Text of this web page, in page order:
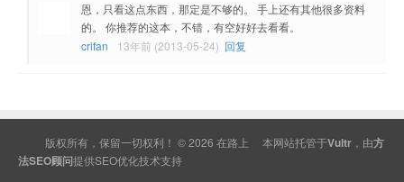
恩，只看这点东西，那定是不够的。 手上还有其他很多资料
的。 你推荐的这本，不错，有空好好去看看。
crifan
13年前 (2013-05-24) 回复
版权所有，保留一切权利！ © 2026 在路上 本网站托管于Vultr ，由方
法SEO顾问提供SEO优化技术支持